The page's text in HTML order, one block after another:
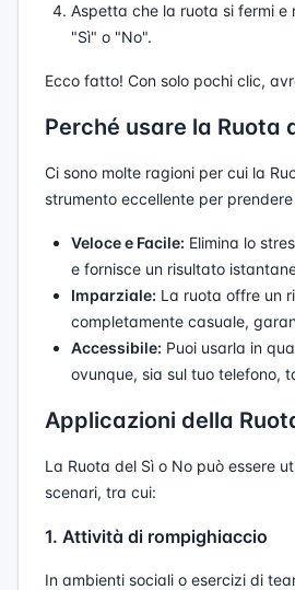
Aspetta che la ruota si fermi e
"Sì" o "No".
Ecco fatto! Con solo pochi clic,
Perché usare la Ruota
Ci sono molte ragioni per cui la
strumento eccellente per
Veloce e Facile: Elimina lo
e fornisce un risultato
Imparziale: La ruota offre un
completamente casuale,
Accessibile: Puoi usarla in
ovunque, sia sul tuo telefono,
Applicazioni della
La Ruota del Sì o No può essere
scenari, tra cui:
1. Attività di rompighiaccio
In ambienti sociali o esercizi di